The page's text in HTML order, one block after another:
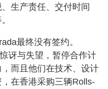
生产责任、交付时间
最终没有签约。
讶与失望，暂停合作计
而且他们在技术、设计
在香港采购三辆Rolls-